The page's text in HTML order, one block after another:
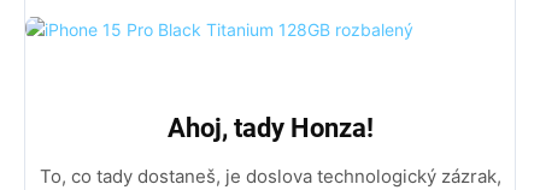
Ahoj, tady Honza!
To, co tady dostaneš, je doslova technologický zázrak,